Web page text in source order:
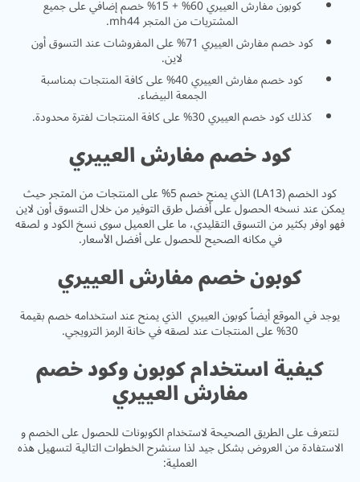
كوبون مفارش العييري 60% + 15% خصم إضافي على جميع
المشتريات من المتجر mh44.
كود خصم مفارش العييري 71% على المفروشات عند التسوق أون
لاين.
كود خصم مفارش العييري 40% على كافة المنتجات بمناسبة
الجمعة البيضاء.
كذلك كود خصم العييري 30% على كافة المنتجات لفترة محدودة.
كود خصم مفارش العييري
كود الخصم (LA13) الذي يمنح خصم 5% على المنتجات من المتجر حيث
يمكن عند نسخه الحصول على أفضل طرق التوفير من خلال التسوق أون لاين
فهو اوفر بكثير من التسوق التقليدي، ما على العميل سوى نسخ الكود و لصقه
في مكانه الصحيح للحصول على أفضل الأسعار.
كوبون خصم مفارش العييري
يوجد في الموقع أيضاً كوبون العييري الذي يمنح عند استخدامه خصم بقيمة
30% على المنتجات عند لصقه في خانة الرمز الترويجي.
كيفية استخدام كوبون وكود خصم
مفارش العييري
لنتعرف على الطريق الصحيحة لاستخدام الكوبونات للحصول على الخصم و
الاستفادة من العروض بشكل جيد لذا سنشرح الخطوات التالية لتسهيل هذه
العملية: